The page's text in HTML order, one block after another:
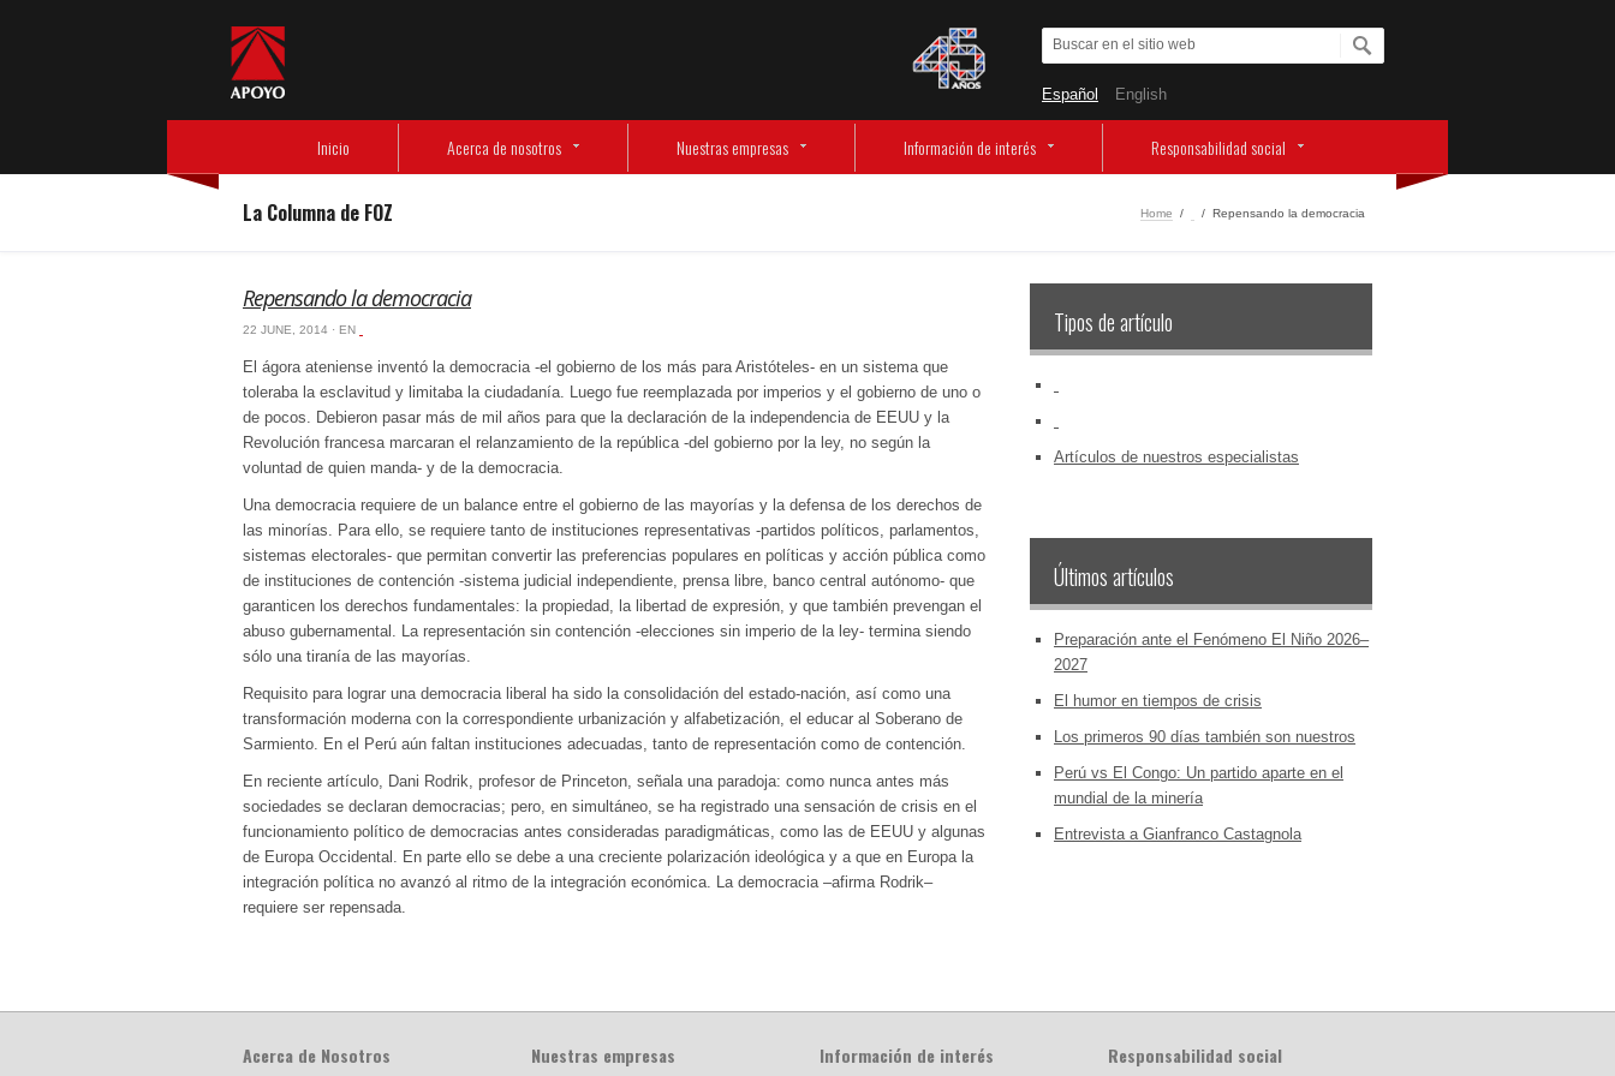
Español English
Inicio Acerca de nosotros Nuestras empresas Información de interés Responsabilidad social
La Columna de FOZ Home / / Repensando la democracia
Repensando la democracia
22 JUNE, 2014 · EN
El ágora ateniense inventó la democracia -el gobierno de los más para Aristóteles- en un sistema que
toleraba la esclavitud y limitaba la ciudadanía. Luego fue reemplazada por imperios y el gobierno de uno o
de pocos. Debieron pasar más de mil años para que la declaración de la independencia de EEUU y la
Revolución francesa marcaran el relanzamiento de la república -del gobierno por la ley, no según la
voluntad de quien manda- y de la democracia.
Una democracia requiere de un balance entre el gobierno de las mayorías y la defensa de los derechos de
las minorías. Para ello, se requiere tanto de instituciones representativas -partidos políticos, parlamentos,
sistemas electorales- que permitan convertir las preferencias populares en políticas y acción pública como
de instituciones de contención -sistema judicial independiente, prensa libre, banco central autónomo- que
garanticen los derechos fundamentales: la propiedad, la libertad de expresión, y que también prevengan el
abuso gubernamental. La representación sin contención -elecciones sin imperio de la ley- termina siendo
sólo una tiranía de las mayorías.
Requisito para lograr una democracia liberal ha sido la consolidación del estado-nación, así como una
transformación moderna con la correspondiente urbanización y alfabetización, el educar al Soberano de
Sarmiento. En el Perú aún faltan instituciones adecuadas, tanto de representación como de contención.
En reciente artículo, Dani Rodrik, profesor de Princeton, señala una paradoja: como nunca antes más
sociedades se declaran democracias; pero, en simultáneo, se ha registrado una sensación de crisis en el
funcionamiento político de democracias antes consideradas paradigmáticas, como las de EEUU y algunas
de Europa Occidental. En parte ello se debe a una creciente polarización ideológica y a que en Europa la
integración política no avanzó al ritmo de la integración económica. La democracia –afirma Rodrik–
requiere ser repensada.
Tipos de artículo
Artículos de nuestros especialistas
Últimos artículos
Preparación ante el Fenómeno El Niño 2026–
2027
El humor en tiempos de crisis
Los primeros 90 días también son nuestros
Perú vs El Congo: Un partido aparte en el
mundial de la minería
Entrevista a Gianfranco Castagnola
Acerca de Nosotros Nuestras empresas Información de interés Responsabilidad social